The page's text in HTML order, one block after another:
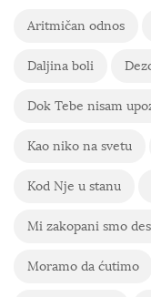
Aritmičan odnos
Daljina boli
Dok Tebe nisam
Kao niko na svetu
Kod Nje u stanu
Mi zakopani smo
Moramo da ćutimo